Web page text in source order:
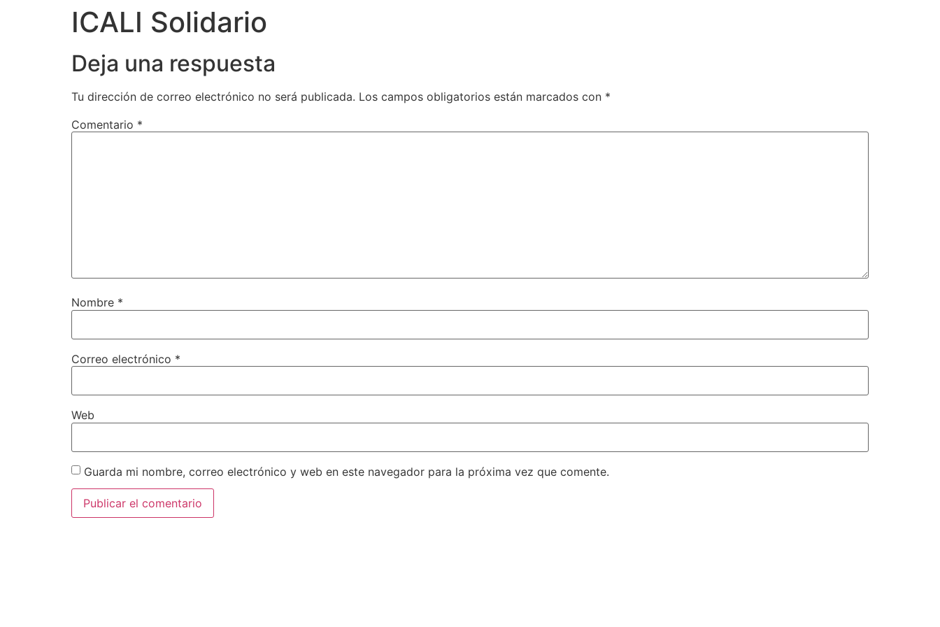
ICALI Solidario
Deja una respuesta
Tu dirección de correo electrónico no será publicada. Los campos obligatorios están marcados con *
Comentario *
Nombre *
Correo electrónico *
Web
Guarda mi nombre, correo electrónico y web en este navegador para la próxima vez que comente.